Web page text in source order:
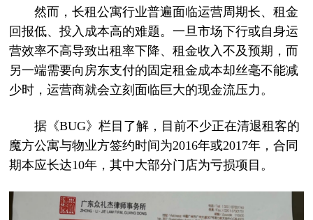
然而，长租公寓行业普遍面临运营周期长、租金
回报低、投入成本高的难题。一旦市场下行或自身运
营效率不高导致出租率下降、租金收入不及预期，而
另一端需要向房东支付的固定租金成本却丝毫不能减
少时，运营商就会立刻面临巨大的现金流压力。
据《BUG》栏目了解，目前不少正在清退租客的
魔方公寓与物业方签约时间为2016年或2017年，合同
期本应长达10年，其中大部分门店为亏损项目。